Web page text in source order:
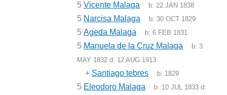
5 Vicente Malaga b:22 JAN 1838
5 Narcisa Malaga b:30 OCT 1829
5 Ageda Malaga b:6 FEB 1831
5 Manuela de la Cruz Malaga b:3
MAY 1832 d: 12 AUG 1913
+ Santiago tebres b: 1829
5 Eleodoro Malaga b: 10 JUL 1833 d: